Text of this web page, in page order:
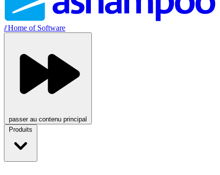
//Home of Software
passer au contenu principal
Produits